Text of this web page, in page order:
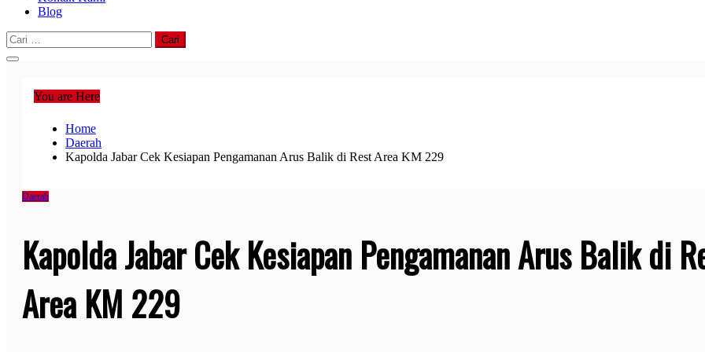
Blog
Cari
untuk:
You are Here
Home
Daerah
Kapolda Jabar Cek Kesiapan Pengamanan Arus Balik di Rest Area KM 229
Daerah
Kapolda Jabar Cek Kesiapan Pengamanan Arus Balik di
Area KM 229